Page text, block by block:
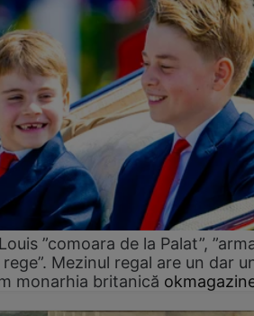
”comoara de la Palat”,
Mezinul regal are un dar
monarhia britanică